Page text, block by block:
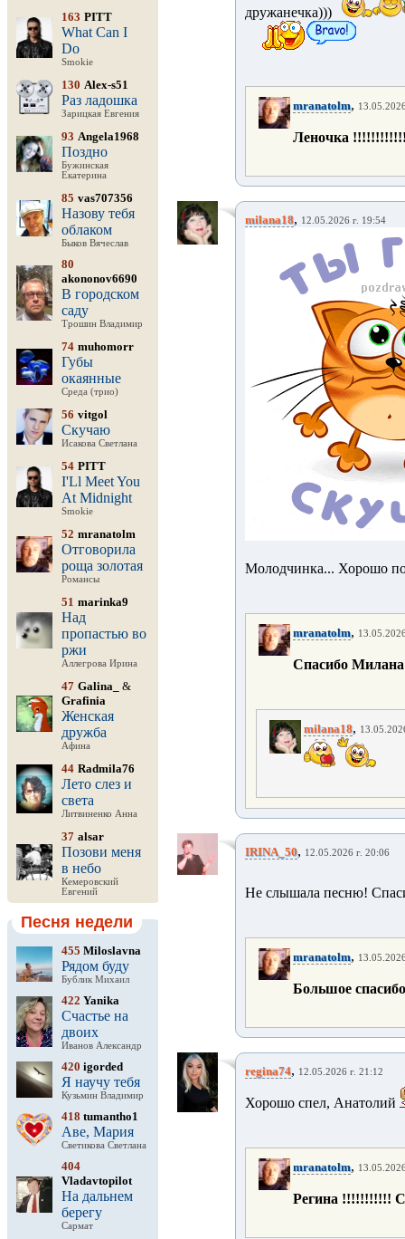
163 PITT
What Can I
Do
Smokie
130 Alex-s51
Раз ладошка
Зарицкая Евгения
93 Angela1968
Поздно
Бужинская
Екатерина
85 vas707356
Назову тебя
облаком
Быков Вячеслав
80
akononov6690
В городском
саду
Трошин Владимир
74 muhomorr
Губы
окаянные
Среда (трио)
56 vitgol
Скучаю
Исакова Светлана
54 PITT
I'Ll Meet You
At Midnight
Smokie
52 mranatolm
Отговорила
роща золотая
Романсы
51 marinka9
Над
пропастью во
ржи
Аллегрова Ирина
47 Galina_
&
Grafinia
Женская
дружба
Афина
44 Radmila76
Лето слез и
света
Литвиненко Анна
37 alsar
Позови меня
в небо
Кемеровский
Евгений
Песня недели
455 Miloslavna
Рядом буду
Бублик Михаил
422 Yanika
Счастье на
двоих
Иванов Александр
420 igorded
Я научу тебя
Кузьмин Владимир
418 tumantho1
Аве, Мария
Светикова Светлана
404
Vladavtopilot
На дальнем
берегу
Сармат
дружанечка)))
mranatolm,
Леночка
milana18, 12.05.2026 г. 19:54
Молодчинка... Хорошо
mranatolm,
Спасибо
milana18,
IRINA_50, 12.05.2026 г. 20:06
Не слышала песню!
mranatolm,
Большое
regina74, 12.05.2026 г. 21:12
Хорошо спел, Анатолий
mranatolm,
Регина !!!!!!!!!!!